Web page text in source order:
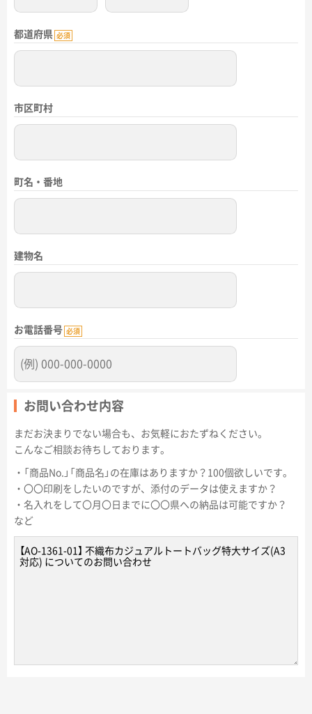
都道府県 必須
市区町村
町名・番地
建物名
お電話番号 必須
お問い合わせ内容
まだお決まりでない場合も、お気軽におたずねください。
こんなご相談お待ちしております。
・「商品No.」「商品名」の在庫はありますか？100個欲しいです。
・〇〇印刷をしたいのですが、添付のデータは使えますか？
・名入れをして〇月〇日までに〇〇県への納品は可能ですか？
など